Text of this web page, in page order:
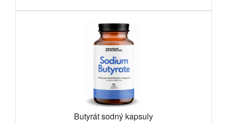
Butyrát sodný kapsuly